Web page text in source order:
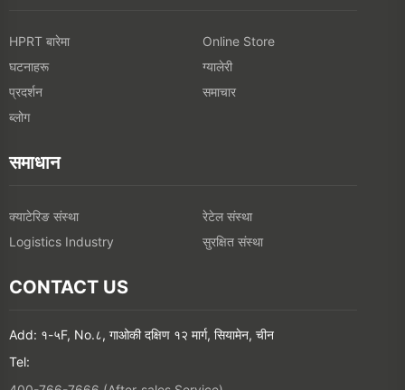
HPRT बारेमा
Online Store
घटनाहरू
ग्यालेरी
प्रदर्शन
समाचार
ब्लोग
समाधान
क्याटेरिङ संस्था
रेटेल संस्था
Logistics Industry
सुरक्षित संस्था
CONTACT US
Add: १-५F, No.८, गाओकी दक्षिण १२ मार्ग, सियामेन, चीन
Tel: